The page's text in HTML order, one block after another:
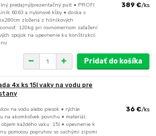
predajný/prezentačný pult • PROFI
6063 a nylonové kĺby • doska s
zložená z hliníkových
120kg pri rovnomernom zaťažení
spojok na upevnenie ku konštrukcii
389 €/ks
Pridať do košíka
4x ks 15l vaky na vodu pre
na vodu alebo piesok • rýchle
na akomkoľvek povrchu • materiál:
objem každého vaku: 15l • upevnenie k
pomocou popruhov so suchými zipsmi
36 €/ks